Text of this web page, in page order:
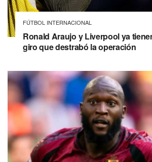
FÚTBOL INTERNACIONAL
Ronald Araujo y Liverpool ya
giro que destrabó la operación